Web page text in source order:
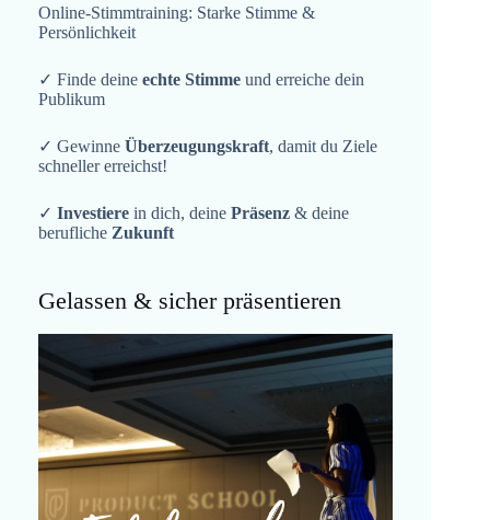
Online-Stimmtraining: Starke Stimme &
Persönlichkeit
✓ Finde deine echte Stimme und erreiche dein
Publikum
✓ Gewinne Überzeugungskraft, damit du Ziele
schneller erreichst!
✓ Investiere in dich, deine Präsenz & deine
berufliche Zukunft
Gelassen & sicher präsentieren